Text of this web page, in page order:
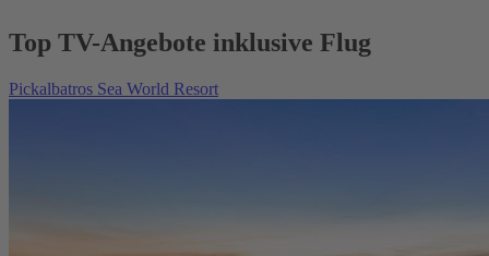
Top TV-Angebote inklusive Flug
Pickalbatros Sea World Resort